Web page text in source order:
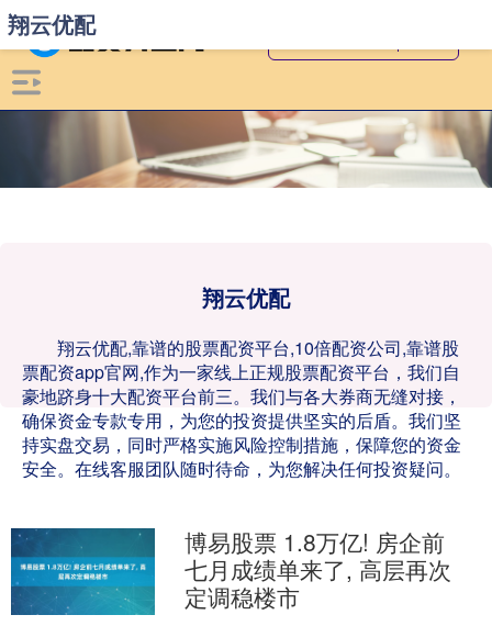
翔云优配
翔云优配,靠谱的股票配资平台,10倍配资公司,靠谱股
票配资app官网,作为一家线上正规股票配资平台，我们自
豪地跻身十大配资平台前三。我们与各大券商无缝对接，
确保资金专款专用，为您的投资提供坚实的后盾。我们坚
持实盘交易，同时严格实施风险控制措施，保障您的资金
安全。在线客服团队随时待命，为您解决任何投资疑问。
翔云优配
博易股票 1.8万亿! 房企前
七月成绩单来了, 高层再次
定调稳楼市